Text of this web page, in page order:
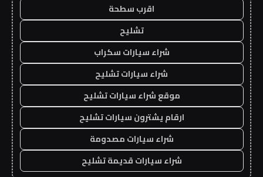
اقرب سطحة
تشليح
شراء سيارات سكراب
شراء سيارات تشليح
موقع شراء سيارات تشليح
ارقام يشترون سيارات تشليح
شراء سيارات مصدومة
شراء سيارات قديمة تشليح